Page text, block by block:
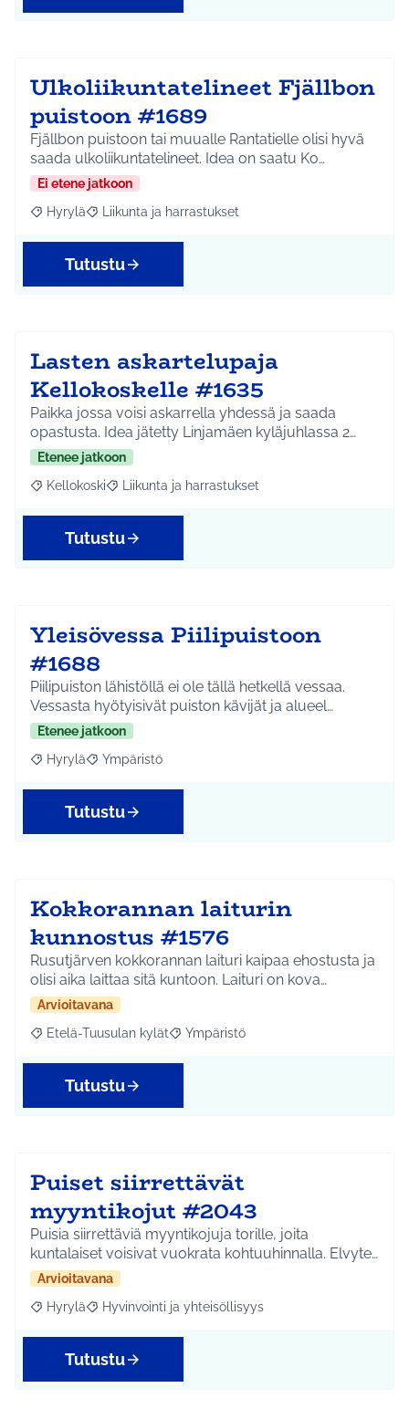
Ulkoliikuntatelineet Fjällbon
puistoon #1689
Fjällbon puistoon tai muualle Rantatielle olisi hyvä
saada ulkoliikuntatelineet. Idea on saatu Ko…
Ei etene jatkoon
Rajaa tulokset aihepiirin mukaan: Hyrylä
Hyrylä Rajaa tulokset teeman mukaan: Liikunta ja
Liikunta ja harrastukset
Tutustu
Lasten askartelupaja
Kellokoskelle #1635
Paikka jossa voisi askarrella yhdessä ja saada
opastusta. Idea jätetty Linjamäen kyläjuhlassa 2…
Etenee jatkoon
Rajaa tulokset aihepiirin mukaan: Kellokoski
Kellokoski Rajaa tulokset teeman mukaan: Liikunta ja
Liikunta ja harrastukset
Tutustu
Yleisövessa Piilipuistoon
#1688
Piilipuiston lähistöllä ei ole tällä hetkellä vessaa.
Vessasta hyötyisivät puiston kävijät ja alueel…
Etenee jatkoon
Rajaa tulokset aihepiirin mukaan: Hyrylä
Hyrylä Rajaa tulokset teeman mukaan: Ympäristö
Ympäristö
Tutustu
Kokkorannan laiturin
kunnostus #1576
Rusutjärven kokkorannan laituri kaipaa ehostusta ja
olisi aika laittaa sitä kuntoon. Laituri on kova…
Arvioitavana
Rajaa tulokset aihepiirin mukaan: Etelä-Tuusulan kylät
Etelä-Tuusulan kylät Rajaa tulokset teeman mukaan:
Ympäristö
Tutustu
Puiset siirrettävät
myyntikojut #2043
Puisia siirrettäviä myyntikojuja torille, joita
kuntalaiset voisivat vuokrata kohtuuhinnalla. Elvyte…
Arvioitavana
Rajaa tulokset aihepiirin mukaan: Hyrylä
Hyrylä Rajaa tulokset teeman mukaan: Hyvinvointi ja
Hyvinvointi ja yhteisöllisyys
Tutustu